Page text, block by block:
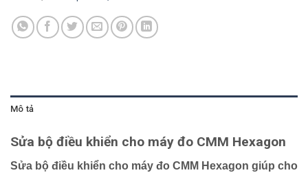
Mô tả
Sửa bộ điều khiển cho máy đo CMM Hexagon
Sửa bộ điều khiển cho máy đo CMM Hexagon giúp cho